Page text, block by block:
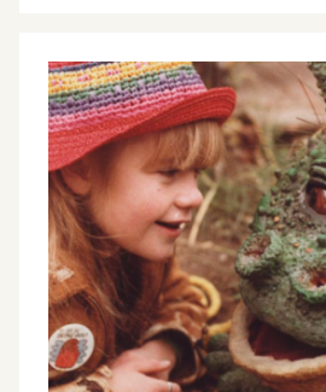
have